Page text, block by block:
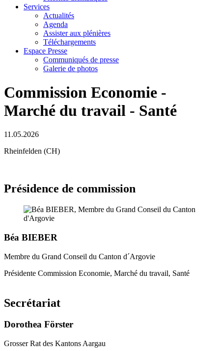
Services
Actualités
Agenda
Assister aux plénières
Téléchargements
Espace Presse
Communiqués de presse
Galerie de photos
Commission Economie -
Marché du travail - Santé
11.05.2026
Rheinfelden (CH)
Présidence de commission
Béa BIEBER
Membre du Grand Conseil du Canton d´Argovie
Présidente Commission Economie, Marché du travail, Santé
Secrétariat
Dorothea Förster
Grosser Rat des Kantons Aargau